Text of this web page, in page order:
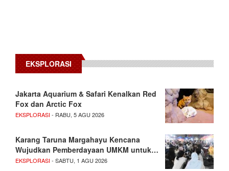
EKSPLORASI
Jakarta Aquarium & Safari Kenalkan Red
Fox dan Arctic Fox
EKSPLORASI- RABU, 5 AGU 2026
Karang Taruna Margahayu Kencana
Wujudkan Pemberdayaan UMKM untuk…
EKSPLORASI- SABTU, 1 AGU 2026